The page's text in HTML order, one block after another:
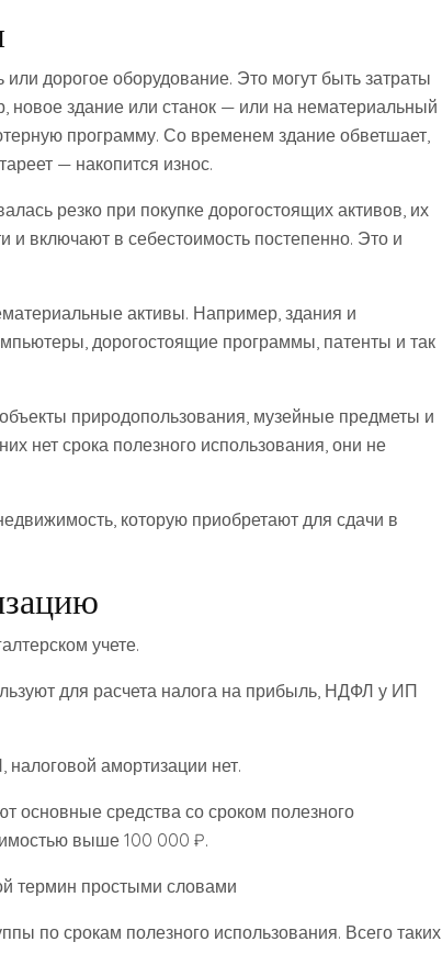
дорогое оборудование. Это могут быть затраты
новое здание или станок — или на нематериальный
программу. Со временем здание обветшает,
— накопится износ.
резко при покупке дорогостоящих активов, их
и включают в себестоимость постепенно. Это и
активы. Например, здания и
дорогостоящие программы, патенты и так
природопользования, музейные предметы и
нет срока полезного использования, они не
которую приобретают для сдачи в
учете.
для расчета налога на прибыль, НДФЛ у ИП
амортизации нет.
основные средства со сроком полезного
выше 100 000 ₽.
термин простыми словами
по срокам полезного использования. Всего таких